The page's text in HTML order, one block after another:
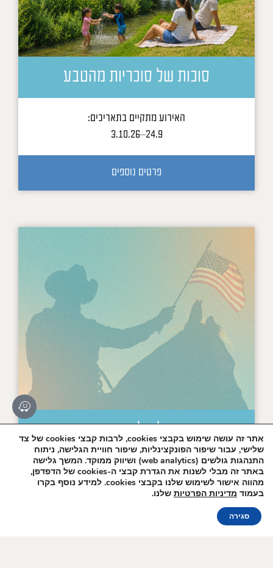
סוכות של סוכריות מהטבע
האירוע מתקיים בתאריכים:
24.9–3.10.26
פרטים נוספים
פסטיבל חלום אמריקאי
האירוע מתקיים בתאריכים:
20-22.12.26
הצטרפו לרשימת
הדיוור שלנו!
אתר זה עושה שימוש בקבצי cookies, לרבות קבצי cookies של צד
שלישי, עבור שיפור הפונקצינליות, שיפור חוויית הגלישה, ניתוח
התנהגות גולשים (web analytics) ושיווק ממוקד. המשך גלישה
באתר זה מבלי לשנות את הגדרת קבצי ה-cookies של הדפדפן,
מהווה אישור לשימוש שלנו בקבצי cookies. למידע נוסף בקרו
בעמוד מדיניות הפרטיות שלנו.
סגירה